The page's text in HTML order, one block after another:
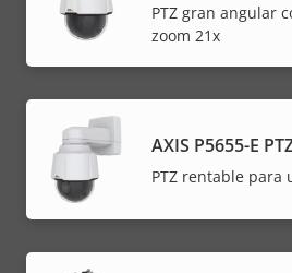
PTZ gran angular
zoom 21x
AXIS P5655-E
PTZ rentable para